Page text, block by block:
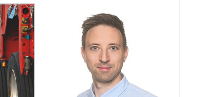
Energie und Versorgung
Optimierung in den Life Sciences